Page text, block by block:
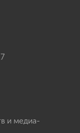
и медиа-